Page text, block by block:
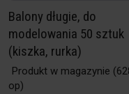
Balony długie, do
modelowania 50 sztuk
(kiszka, rurka)
Produkt w magazynie
op)